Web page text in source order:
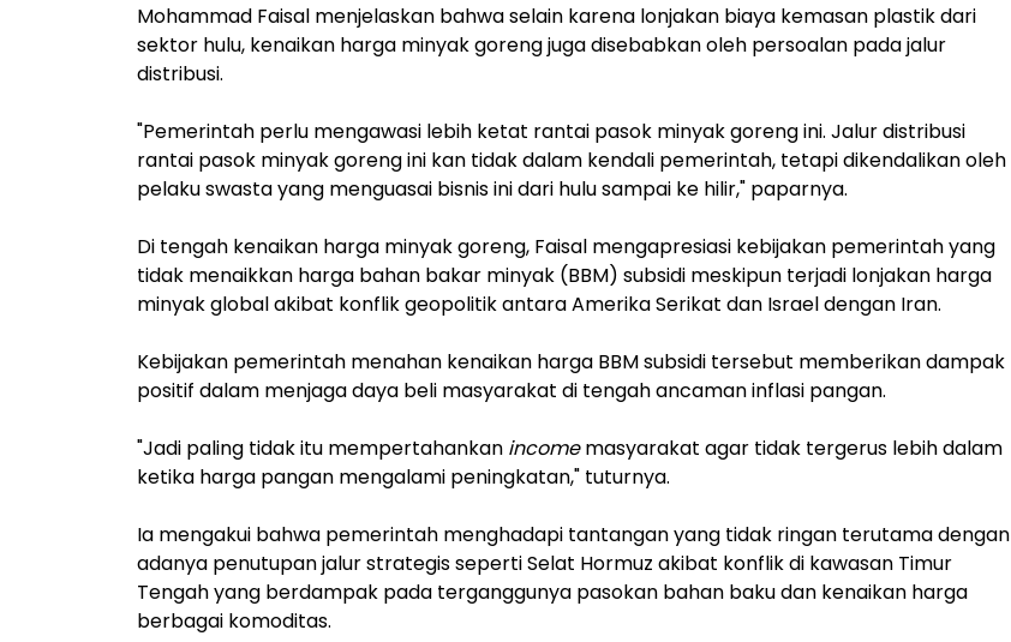
Mohammad Faisal menjelaskan bahwa selain karena lonjakan biaya kemasan plastik dari
sektor hulu, kenaikan harga minyak goreng juga disebabkan oleh persoalan pada jalur
distribusi.
"Pemerintah perlu mengawasi lebih ketat rantai pasok minyak goreng ini. Jalur distribusi
rantai pasok minyak goreng ini kan tidak dalam kendali pemerintah, tetapi dikendalikan oleh
pelaku swasta yang menguasai bisnis ini dari hulu sampai ke hilir," paparnya.
Di tengah kenaikan harga minyak goreng, Faisal mengapresiasi kebijakan pemerintah yang
tidak menaikkan harga bahan bakar minyak (BBM) subsidi meskipun terjadi lonjakan harga
minyak global akibat konflik geopolitik antara Amerika Serikat dan Israel dengan Iran.
Kebijakan pemerintah menahan kenaikan harga BBM subsidi tersebut memberikan dampak
positif dalam menjaga daya beli masyarakat di tengah ancaman inflasi pangan.
"Jadi paling tidak itu mempertahankan incomemasyarakat agar tidak tergerus lebih dalam
ketika harga pangan mengalami peningkatan," tuturnya.
Ia mengakui bahwa pemerintah menghadapi tantangan yang tidak ringan terutama dengan
adanya penutupan jalur strategis seperti Selat Hormuz akibat konflik di kawasan Timur
Tengah yang berdampak pada terganggunya pasokan bahan baku dan kenaikan harga
berbagai komoditas.